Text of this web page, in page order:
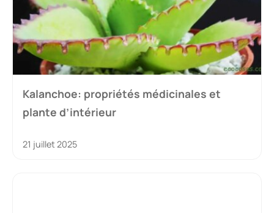
Kalanchoe: propriétés médicinales et
plante d’intérieur
21 juillet 2025